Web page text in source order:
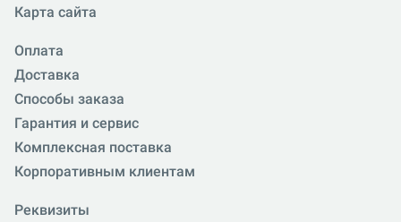
Карта сайта
Оплата
Доставка
Способы заказа
Гарантия и сервис
Комплексная поставка
Корпоративным клиентам
Реквизиты